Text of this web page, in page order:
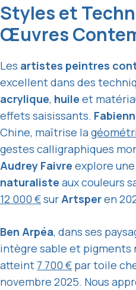
Styles et
Œuvres
Les artistes peintres
excellent dans des
acrylique, huile et
effets saisissants.
Chine, maîtrise la
gestes calligraphiques
Audrey Faivre explore une
naturaliste aux couleurs
12 000 €surArtsperen
Ben Arpéa, dans ses
intègre sable et pigments
atteint 7 700 € par toile
novembre 2025. Nous